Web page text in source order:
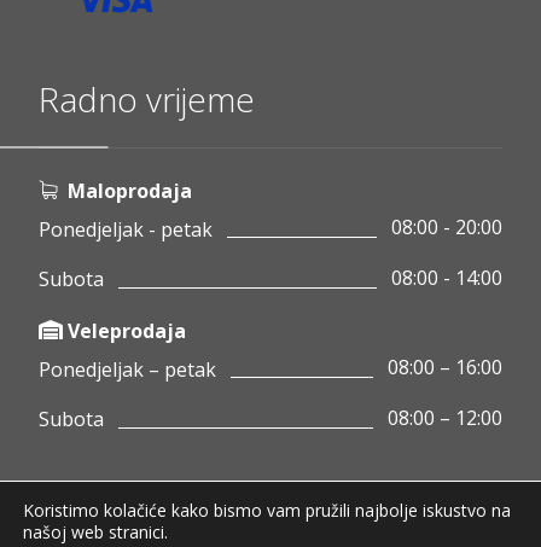
Radno vrijeme
Maloprodaja
Ponedjeljak - petak
08:00 - 20:00
Subota
08:00 - 14:00
Veleprodaja
Ponedjeljak – petak
08:00 – 16:00
Subota
08:00 – 12:00
Copyright © 2020 Pamigo d.o.o.
Koristimo kolačiće kako bismo vam pružili najbolje iskustvo na
našoj web stranici.